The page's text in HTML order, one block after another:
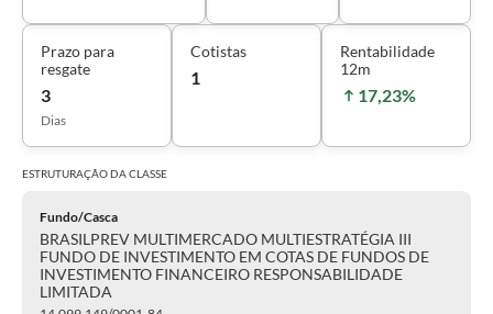
Prazo para
resgate
3
Dias
Cotistas
1
Rentabilidade
12m
17,23%
ESTRUTURAÇÃO DACLASSE
Fundo/Casca
BRASILPREV MULTIMERCADO MULTIESTRATÉGIA III
FUNDO DE INVESTIMENTO EM COTAS DE FUNDOS DE
INVESTIMENTO FINANCEIRO RESPONSABILIDADE
LIMITADA